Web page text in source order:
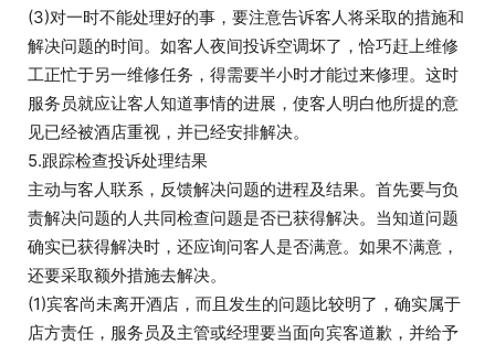
(3)对一时不能处理好的事，要注意告诉客人将采取的措施和
解决问题的时间。如客人夜间投诉空调坏了，恰巧赶上维修
工正忙于另一维修任务，得需要半小时才能过来修理。这时
服务员就应让客人知道事情的进展，使客人明白他所提的意
见已经被酒店重视，并已经安排解决。
5.跟踪检查投诉处理结果
主动与客人联系，反馈解决问题的进程及结果。首先要与负
责解决问题的人共同检查问题是否已获得解决。当知道问题
确实已获得解决时，还应询问客人是否满意。如果不满意，
还要采取额外措施去解决。
(1)宾客尚未离开酒店，而且发生的问题比较明了，确实属于
店方责任，服务员及主管或经理要当面向宾客道歉，并给予